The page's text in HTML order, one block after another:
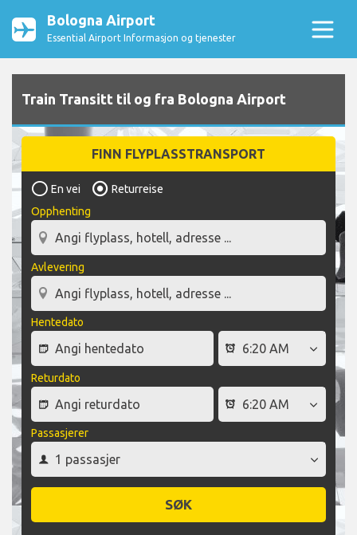
Bologna Airport
Essential Airport Informasjon og tjenester
Train Transitt til og fra Bologna Airport
FINN FLYPLASSTRANSPORT
En vei
Returreise
Opphenting
Avlevering
Hentedato
Returdato
Passasjerer
SØK